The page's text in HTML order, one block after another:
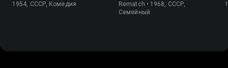
1954, СССР, Комедия
Rematch • 1968, СССР,
Cемейный